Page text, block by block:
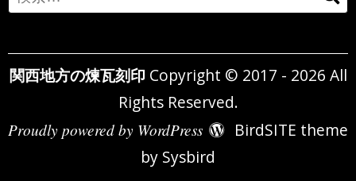
ー
シ
ョ
for:
関西地方の煉瓦刻印 Copyright © 2017 - 2026 All
Rights Reserved.
Proudly powered by WordPress
BirdSITE theme
by Sysbird